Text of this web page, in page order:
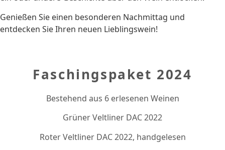
Genießen Sie einen besonderen Nachmittag und
entdecken Sie Ihren neuen Lieblingswein!
Faschingspaket 2024
Bestehend aus 6 erlesenen Weinen
Grüner Veltliner DAC 2022
Roter Veltliner DAC 2022, handgelesen